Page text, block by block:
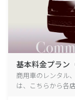
基本料金プラン
商用車のレンタル
は、こちらから各